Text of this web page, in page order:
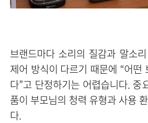
브랜드마다 소리의 질감과 말소
제어 방식이 다르기 때문에 “어떤
다”고 단정하기는 어렵습니다. 중
품이 부모님의 청력 유형과 사용
다.